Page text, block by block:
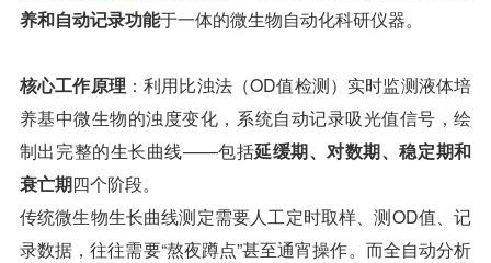
养和自动记录功能于一体的微生物自动化科研仪器。
核心工作原理 ：利用比浊法（OD值检测）实时监测液体培
养基中微生物的浊度变化，系统自动记录吸光值信号，绘
制出完整的生长曲线——包括延缓期、对数期、稳定期和
衰亡期四个阶段。
传统微生物生长曲线测定需要人工定时取样、测OD值、记
录数据，往往需要“熬夜蹲点”甚至通宵操作。而全自动分析